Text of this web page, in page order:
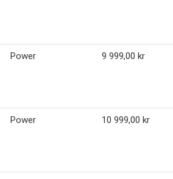
Power 9 999,00 kr
Power 10 999,00 kr